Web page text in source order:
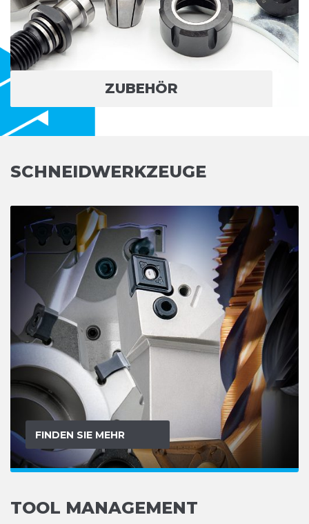
ZUBEHÖR
SCHNEIDWERKZEUGE
FINDEN SIE MEHR
TOOL MANAGEMENT